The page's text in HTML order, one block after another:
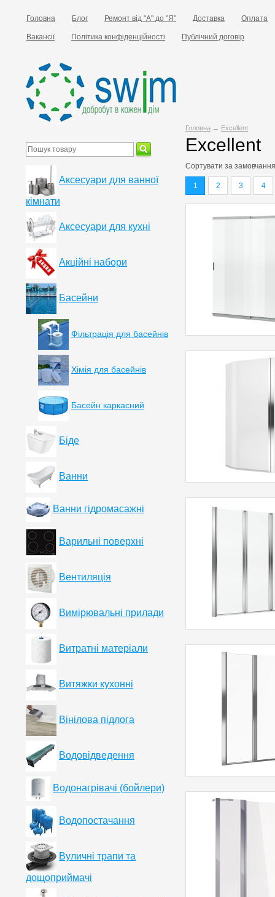
Головна Блог Ремонт від "А" до "Я" Доставка Оплата
Вакансії Політика конфіденційності Публічний договір
Головна → Excellent
Excellent
Сортувати за
1 2 3 4
Аксесуари для ванної
кімнати
Аксесуари для кухні
Акційні набори
Басейни
Фільтрація для басейнів
Хімія для басейнів
Басейн каркасний
Біде
Ванни
Ванни гідромасажні
Варильні поверхні
Вентиляція
Вимірювальні прилади
Витратні матеріали
Витяжки кухонні
Вінілова підлога
Водовідведення
Водонагрівачі (бойлери)
Водопостачання
Вуличні трапи та
дощоприймачі